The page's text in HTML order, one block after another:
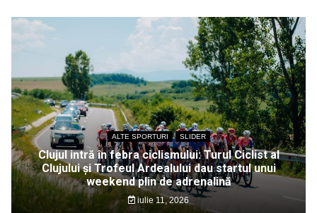
ALTE SPORTURI SLIDER
Clujul intră în febra ciclismului: Turul Ciclist al
Clujului și Trofeul Ardealului dau startul unui
weekend plin de adrenalină
iulie 11, 2026